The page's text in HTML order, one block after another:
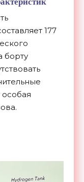
177
борту